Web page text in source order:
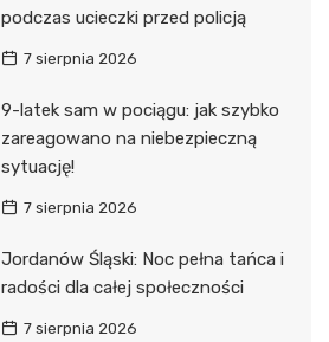
podczas ucieczki przed policją
7 sierpnia 2026
9-latek sam w pociągu: jak szybko
zareagowano na niebezpieczną
sytuację!
7 sierpnia 2026
Jordanów Śląski: Noc pełna tańca i
radości dla całej społeczności
7 sierpnia 2026